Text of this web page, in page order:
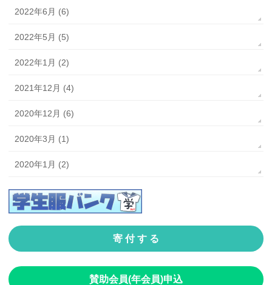
2022年6月 (6)
2022年5月 (5)
2022年1月 (2)
2021年12月 (4)
2020年12月 (6)
2020年3月 (1)
2020年1月 (2)
寄 付 す る
賛助会員(年会員)申込